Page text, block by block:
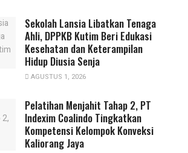
Sekolah Lansia Libatkan Tenaga
Ahli, DPPKB Kutim Beri Edukasi
Kesehatan dan Keterampilan
Hidup Diusia Senja
AGUSTUS 1, 2026
Pelatihan Menjahit Tahap 2, PT
Indexim Coalindo Tingkatkan
Kompetensi Kelompok Konveksi
Kaliorang Jaya